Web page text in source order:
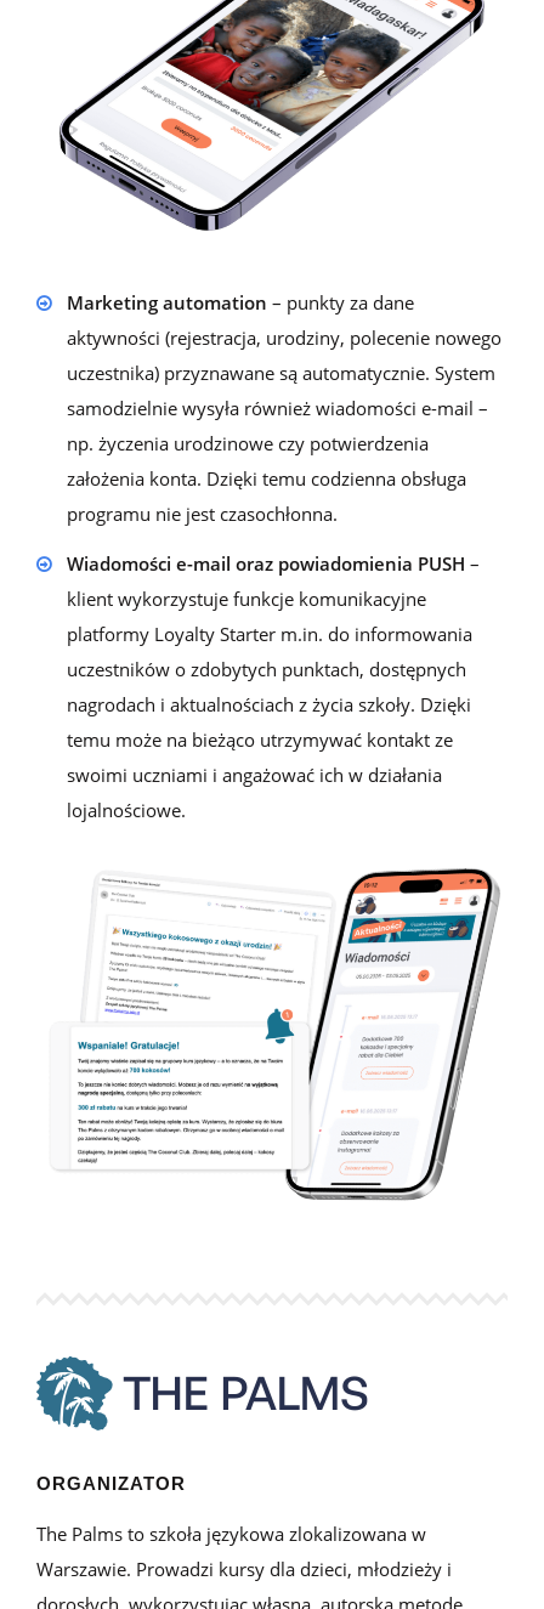
Marketing automation – punkty za dane
aktywności (rejestracja, urodziny, polecenie nowego
uczestnika) przyznawane są automatycznie. System
samodzielnie wysyła również wiadomości e-mail –
np. życzenia urodzinowe czy potwierdzenia
założenia konta. Dzięki temu codzienna obsługa
programu nie jest czasochłonna.
Wiadomości e-mail oraz powiadomienia PUSH –
klient wykorzystuje funkcje komunikacyjne
platformy Loyalty Starter m.in. do informowania
uczestników o zdobytych punktach, dostępnych
nagrodach i aktualnościach z życia szkoły. Dzięki
temu może na bieżąco utrzymywać kontakt ze
swoimi uczniami i angażować ich w działania
lojalnościowe.
ORGANIZATOR
The Palms to szkoła językowa zlokalizowana w
Warszawie. Prowadzi kursy dla dzieci, młodzieży i
dorosłych, wykorzystując własną, autorską metodę